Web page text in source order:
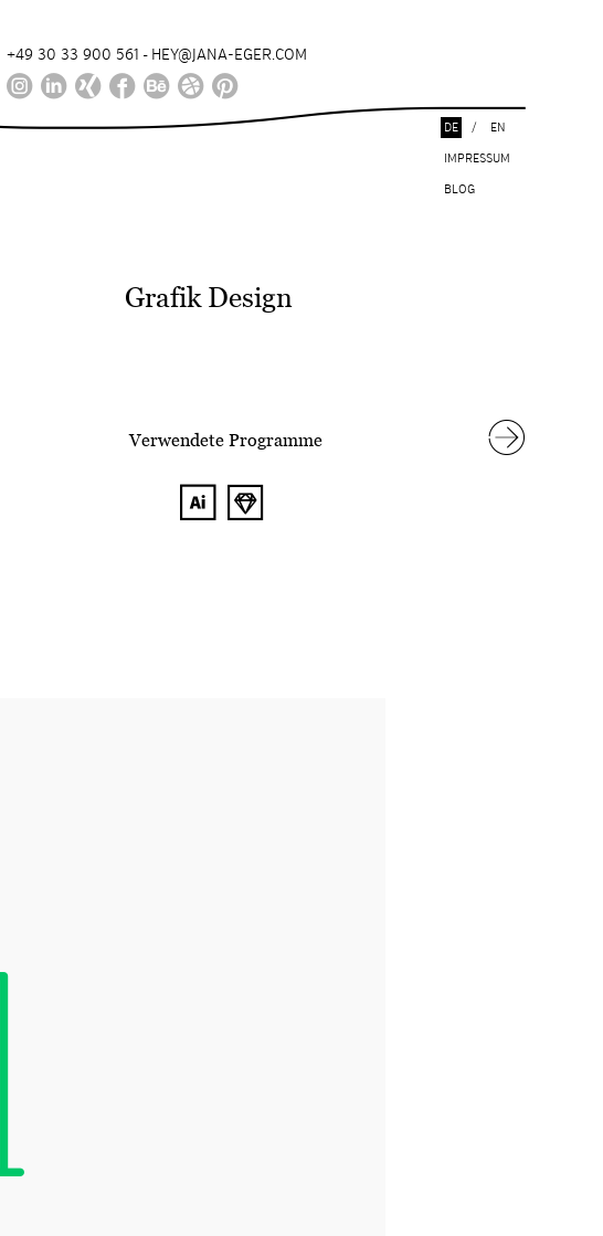
+49 30 33 900 561 - HEY@JANA-EGER.COM
DE / EN
IMPRESSUM
BLOG
Grafik Design
Verwendete Programme